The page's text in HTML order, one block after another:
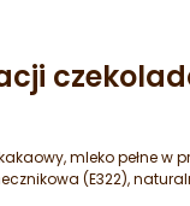
mleko pełne w
(E322),